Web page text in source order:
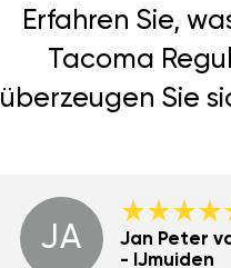
Erfahren Sie,
Tacoma
überzeugen Sie
JA
Jan Peter
- IJmuiden